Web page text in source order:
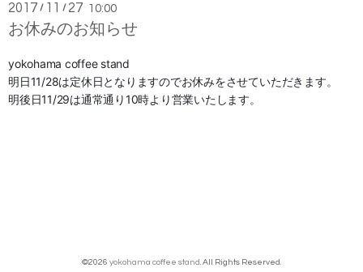
2017 / 11 / 27 10:00
お休みのお知らせ
yokohama coffee stand
明日11/28は定休日となりますのでお休みをさせていただきます。
明後日11/29は通常通り10時より営業いたします。
©2026 yokohama coffee stand. All Rights Reserved.